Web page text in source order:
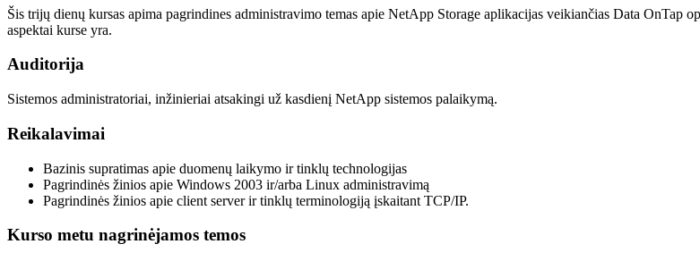
Šis trijų dienų kursas apima pagrindines administravimo temas apie NetApp Storage aplikacijas veikiančias Data OnTap
aspektai kurse yra.
Auditorija
Sistemos administratoriai, inžinieriai atsakingi už kasdienį NetApp sistemos palaikymą.
Reikalavimai
Bazinis supratimas apie duomenų laikymo ir tinklų technologijas
Pagrindinės žinios apie Windows 2003 ir/arba Linux administravimą
Pagrindinės žinios apie client server ir tinklų terminologiją įskaitant TCP/IP.
Kurso metu nagrinėjamos temos